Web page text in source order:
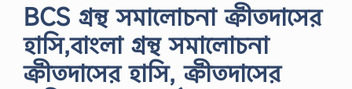
BCS গ্রন্থ সমালোচনা ক্রীতদাসের
হাসি,বাংলা গ্রন্থ সমালোচনা
ক্রীতদাসের হাসি, ক্রীতদাসের